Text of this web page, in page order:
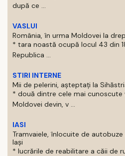
după ce ...
VASLUI
România, în urma Moldovei la
* tara noastă ocupă locul 43 din
Republica ...
STIRI INTERNE
Mii de pelerini, așteptați la
* două dintre cele mai cunoscute
Moldovei devin, v ...
IASI
Tramvaiele, înlocuite de
Iași
* lucrările de reabilitare a căii de